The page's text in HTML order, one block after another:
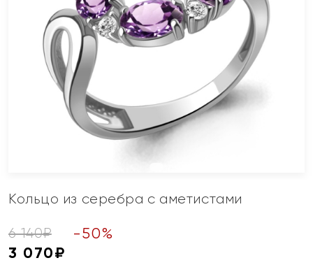
Кольцо из серебра с аметистами
6 140₽ -50%
3 070₽